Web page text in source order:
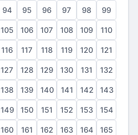
94 95 96 97 98 99
105 106 107 108 109 110
116 117 118 119 120 121
127 128 129 130 131 132
138 139 140 141 142 143
149 150 151 152 153 154
160 161 162 163 164 165